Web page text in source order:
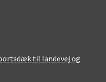
til landevej og